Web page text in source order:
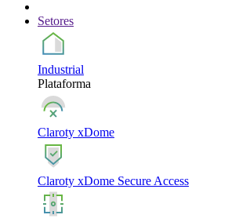
Setores
Industrial
Plataforma
Claroty xDome
Claroty xDome Secure Access